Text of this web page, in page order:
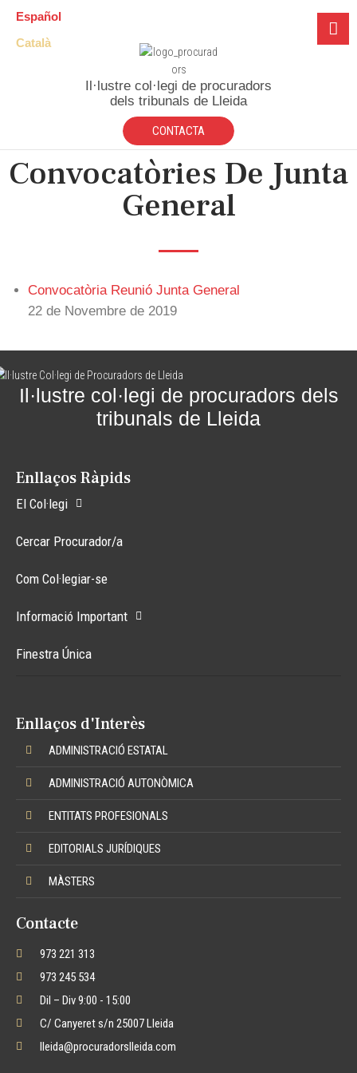
Español
Català
Il·lustre col·legi de procuradors
dels tribunals de Lleida
CONTACTA
Convocatòries De Junta
General
Convocatòria Reunió Junta General
22 de Novembre de 2019
Il·lustre col·legi de procuradors dels
tribunals de Lleida
Enllaços Ràpids
El Col·legi
Cercar Procurador/a
Com Col·legiar-se
Informació Important
Finestra Única
Enllaços d'Interès
ADMINISTRACIÓ ESTATAL
ADMINISTRACIÓ AUTONÒMICA
ENTITATS PROFESIONALS
EDITORIALS JURÍDIQUES
MÀSTERS
Contacte
973 221 313
973 245 534
Dil – Div 9:00 - 15:00
C/ Canyeret s/n 25007 Lleida
lleida@procuradorslleida.com